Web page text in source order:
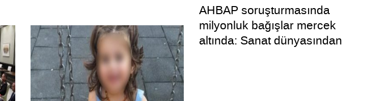
AHBAP soruşturmasında
milyonluk bağışlar mercek
altında: Sanat dünyasından